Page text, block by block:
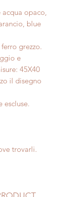
acqua opaco,
blue
grezzo.
e
45X40
il disegno
escluse.
trovarli.